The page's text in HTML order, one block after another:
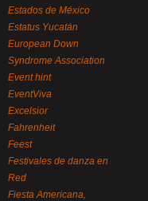
Estados de México
Estatus Yucatán
European Down
Syndrome Association
Event hint
EventViva
Excelsior
Fahrenheit
Feest
Festivales de danza en
Red
Fiesta Americana,